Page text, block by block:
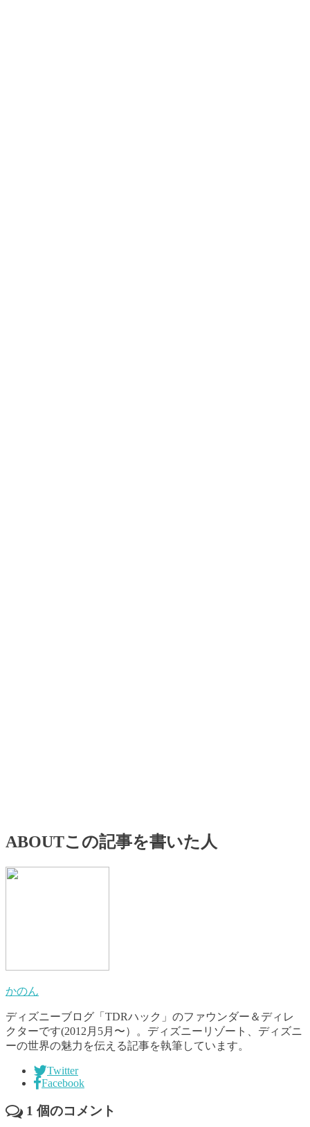
ABOUTこの記事を書いた人
かのん
ディズニーブログ「TDRハック」のファウンダー＆ディレ
クターです(2012月5月〜）。ディズニーリゾート、ディズニ
ーの世界の魅力を伝える記事を執筆しています。
Twitter
Facebook
1 個のコメント